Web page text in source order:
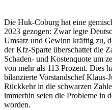
Die Huk-Coburg hat eine
2023 gezogen: Zwar legte
Umsatz und Gewinn kräftig zu,
der Kfz-Sparte überschattet die
Schaden- und Kostenquote um
von mehr als 113 Prozent. Dies
bilanzierte Vorstandschef Klaus-
Rückkehr in die schwarzen
immerhin seien die Probleme in
worden.